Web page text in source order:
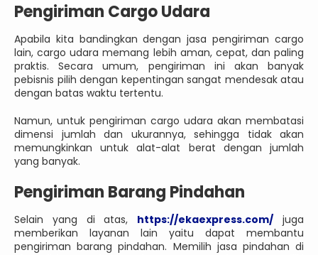
Pengiriman Cargo Udara
Apabila kita bandingkan dengan jasa pengiriman cargo
lain, cargo udara memang lebih aman, cepat, dan paling
praktis. Secara umum, pengiriman ini akan banyak
pebisnis pilih dengan kepentingan sangat mendesak atau
dengan batas waktu tertentu.
Namun, untuk pengiriman cargo udara akan membatasi
dimensi jumlah dan ukurannya, sehingga tidak akan
memungkinkan untuk alat-alat berat dengan jumlah
yang banyak.
Pengiriman Barang Pindahan
Selain yang di atas, https://ekaexpress.com/ juga
memberikan layanan lain yaitu dapat membantu
pengiriman barang pindahan. Memilih jasa pindahan di